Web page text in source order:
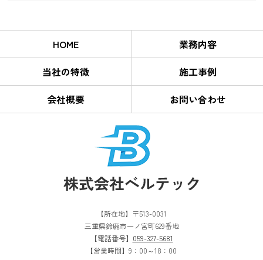
HOME
業務内容
当社の特徴
施工事例
会社概要
お問い合わせ
【所在地】〒513-0031
三重県鈴鹿市一ノ宮町629番地
【電話番号】 059-327-5681
【営業時間】9：00～18：00